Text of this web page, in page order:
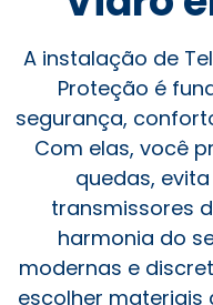
A instalação de
Proteção é
segurança,
Com elas, você
quedas,
transmissores
harmonia do
modernas e
escolher